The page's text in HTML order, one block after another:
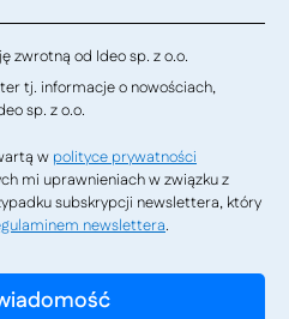
zwrotną od Ideo sp. z o.o.
tj. informacje o nowościach,
sp. z o.o.
w polityce prywatności
mi uprawnieniach w związku z
subskrypcji newslettera, który
newslettera.